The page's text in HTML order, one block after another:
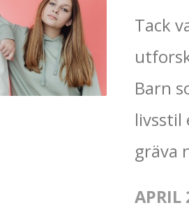
Tack
Barn
livsstil
gräva
APRIL